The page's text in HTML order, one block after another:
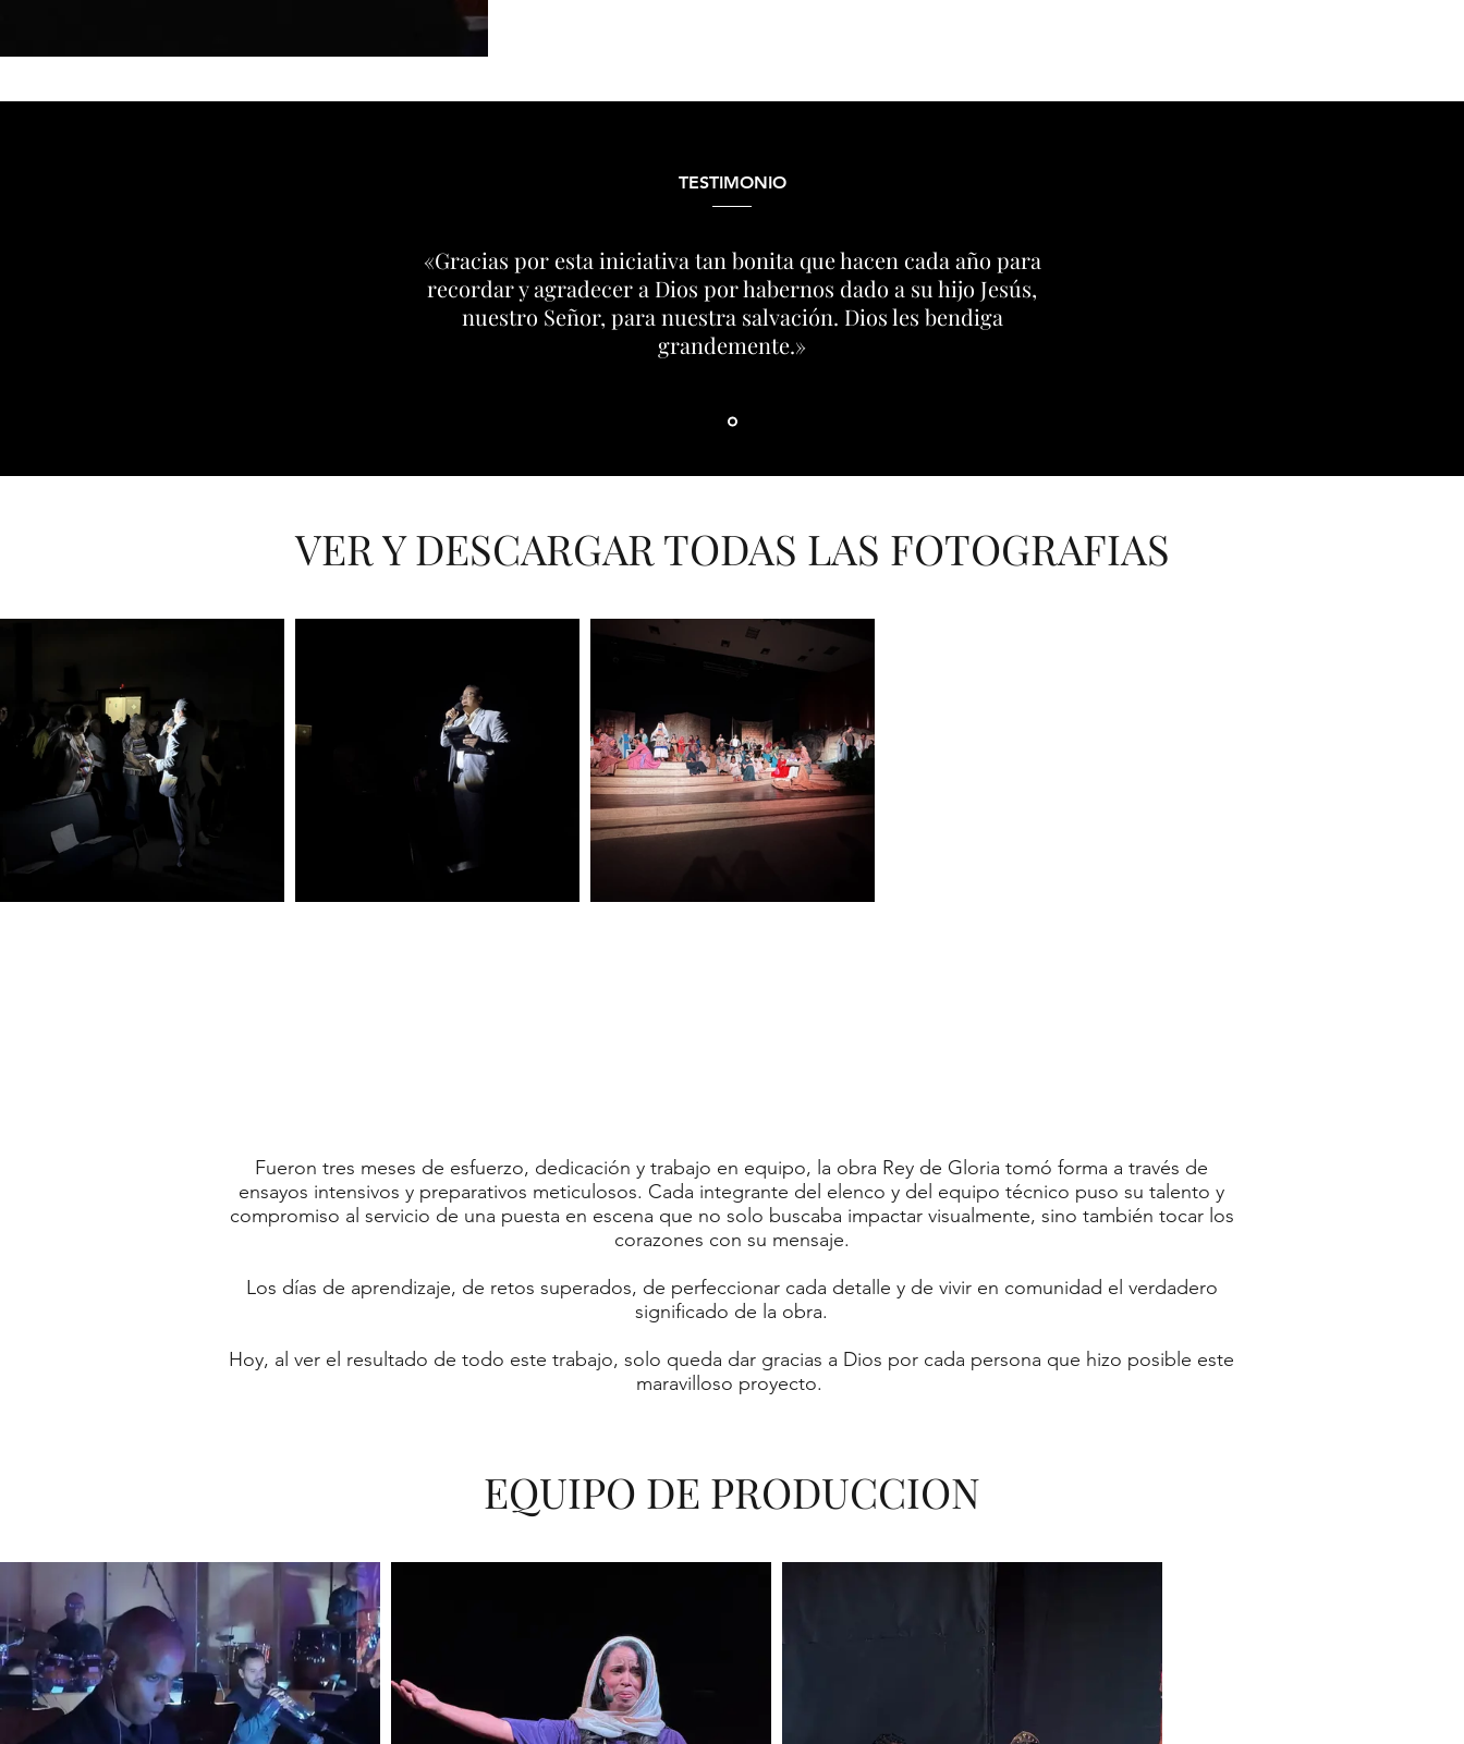
TESTIMONIO
«Gracias por esta iniciativa tan bonita que hacen cada año para
recordar y agradecer a Dios por habernos dado a su hijo Jesús,
nuestro Señor, para nuestra salvación. Dios les bendiga
grandemente.»
VER Y DESCARGAR TODAS LAS FOTOGRAFIAS
Ver Mas
Fueron tres meses de esfuerzo, dedicación y trabajo en equipo, la obra Rey de Gloria tomó forma a través de
ensayos intensivos y preparativos meticulosos. Cada integrante del elenco y del equipo técnico puso su talento y
compromiso al servicio de una puesta en escena que no solo buscaba impactar visualmente, sino también tocar los
corazones con su mensaje.
Los días de aprendizaje, de retos superados, de perfeccionar cada detalle y de vivir en comunidad el verdadero
significado de la obra.
Hoy, al ver el resultado de todo este trabajo, solo queda dar gracias a Dios por cada persona que hizo posible este
maravilloso proyecto.
EQUIPO DE PRODUCCION